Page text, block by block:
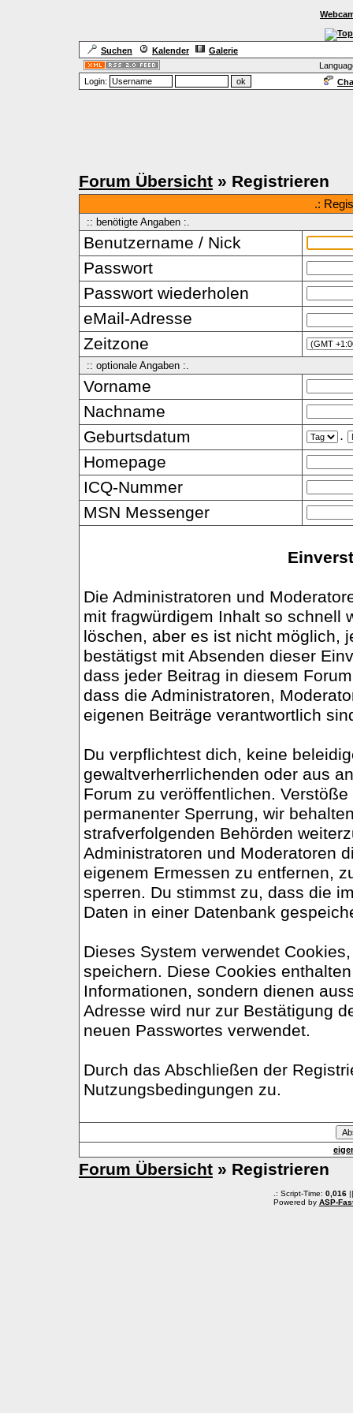
Suchen Kalender
Galerie
Login:
Forum Übersicht » Registrieren
.:
:: benötigte Angaben :.
Benutzername / Nick
Passwort
Passwort wiederholen
eMail-Adresse
Zeitzone
:: optionale Angaben :.
Vorname
Nachname
Geburtsdatum
.
Homepage
ICQ-Nummer
MSN Messenger
Die Administratoren und
mit fragwürdigem Inhalt so schnell
löschen, aber es ist nicht möglich,
bestätigst mit Absenden dieser
dass jeder Beitrag in diesem
dass die Administratoren,
eigenen Beiträge verantwortlich
Du verpflichtest dich, keine
gewaltverherrlichenden oder aus
Forum zu veröffentlichen.
permanenter Sperrung, wir
strafverfolgenden Behörden
Administratoren und Moderatoren
eigenem Ermessen zu entfernen,
sperren. Du stimmst zu, dass die
Daten in einer Datenbank
Dieses System verwendet
speichern. Diese Cookies
Informationen, sondern dienen
Adresse wird nur zur Bestätigung
neuen Passwortes verwendet.
Durch das Abschließen der
Nutzungsbedingungen zu.
Forum Übersicht » Registrieren
.: Script-Time: 0,016||
Powered by ASP-